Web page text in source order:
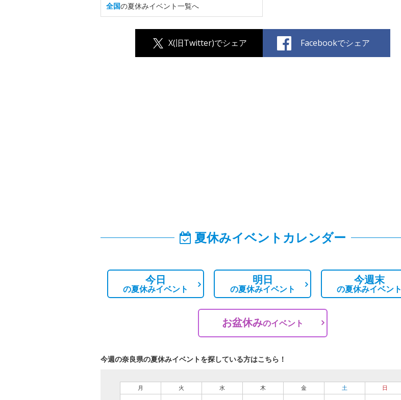
全国の夏休みイベント一覧へ
X(旧Twitter)でシェア Facebookでシェア
夏休みイベントカレンダー
今日
の夏休みイベント
明日
の夏休みイベント
今週末
の夏休みイベント
お盆休みのイベント
今週の奈良県の夏休みイベントを探している方はこちら！
月 火 水 木 金 土 日